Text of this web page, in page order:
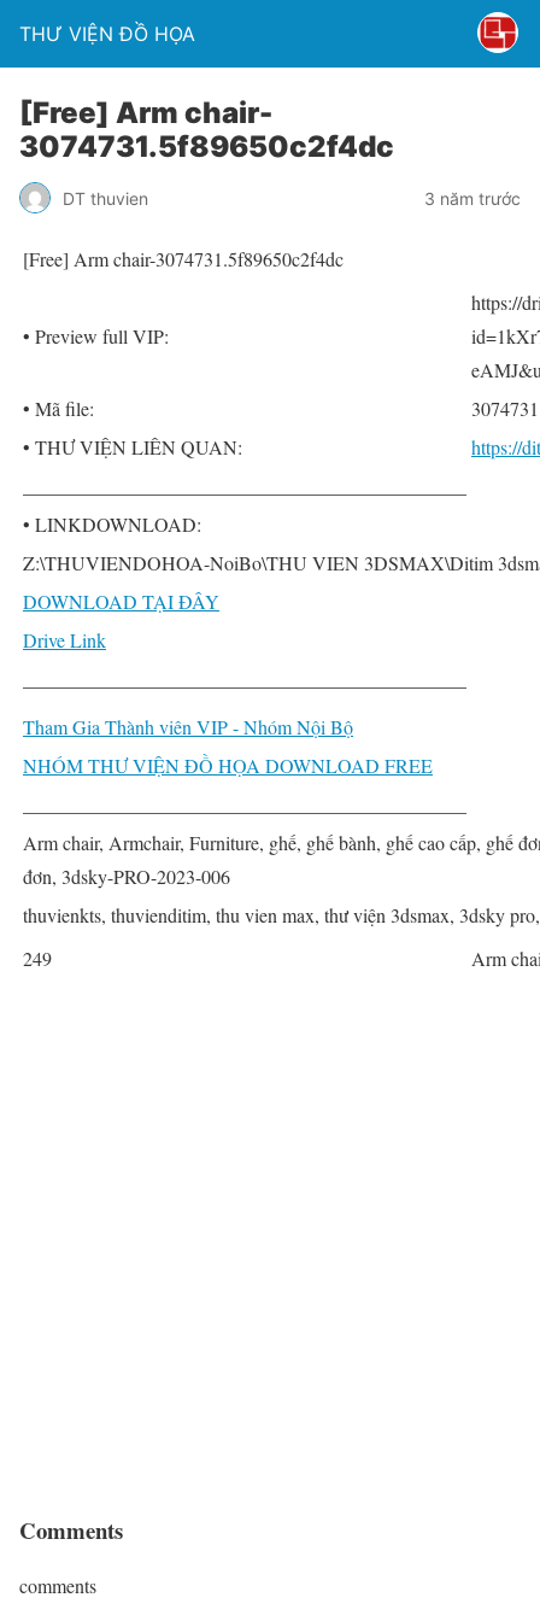
THƯ VIỆN ĐỒ HỌA
[Free] Arm chair-
3074731.5f89650c2f4dc
DT thuvien 3 năm trước
[Free] Arm chair-3074731.5f89650c2f4dc
• Preview full VIP:
https://
• Mã file:
• THƯ VIỆN LIÊN QUAN:
https://
• LINKDOWNLOAD:
Z:\THUVIENDOHOA-NoiBo\THU VIEN 3DSMAX\Ditim
DOWNLOAD TẠI ĐÂY
Drive Link
Tham Gia Thành viên VIP - Nhóm Nội Bộ
NHÓM THƯ VIỆN ĐỒ HỌA DOWNLOAD FREE
Arm chair, Armchair, Furniture, ghế, ghế bành, ghế cao cấp, ghế
đơn, 3dsky-PRO-2023-006
thuvienkts, thuvienditim, thu vien max, thư viện 3dsmax, 3dsky
249
Arm
Comments
comments